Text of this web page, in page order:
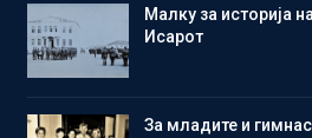
Малку за историја
Исарот
Зa младите и